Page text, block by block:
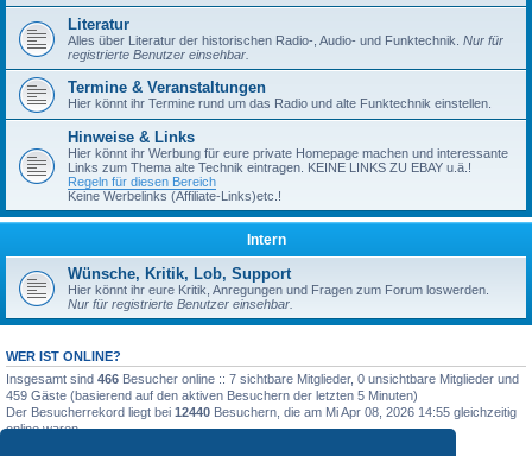
Literatur
Alles über Literatur der historischen Radio-, Audio- und Funktechnik. Nur für
registrierte Benutzer einsehbar.
Termine & Veranstaltungen
Hier könnt ihr Termine rund um das Radio und alte Funktechnik einstellen.
Hinweise & Links
Hier könnt ihr Werbung für eure private Homepage machen und interessante
Links zum Thema alte Technik eintragen. KEINE LINKS ZU EBAY u.ä.!
Regeln für diesen Bereich
Keine Werbelinks (Affiliate-Links)etc.!
Intern
Wünsche, Kritik, Lob, Support
Hier könnt ihr eure Kritik, Anregungen und Fragen zum Forum loswerden.
Nur für registrierte Benutzer einsehbar.
WER IST ONLINE?
Insgesamt sind 466 Besucher online :: 7 sichtbare Mitglieder, 0 unsichtbare Mitglieder und
459 Gäste (basierend auf den aktiven Besuchern der letzten 5 Minuten)
Der Besucherrekord liegt bei 12440 Besuchern, die am Mi Apr 08, 2026 14:55 gleichzeitig
online waren.